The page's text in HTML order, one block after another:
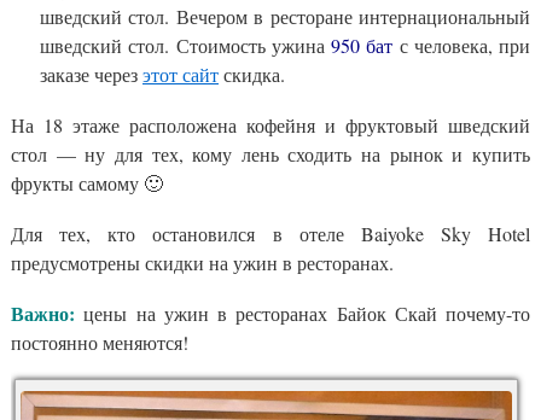
шведский стол. Вечером в ресторане интернациональный
шведский стол. Стоимость ужина 950 бат с человека, при
заказе черезэтот сайтскидка.
На 18 этаже расположена кофейня и фруктовый шведский
стол — ну для тех, кому лень сходить на рынок и купить
фрукты самому 🙂
Для тех, кто остановился в отеле Baiyoke Sky Hotel
предусмотрены скидки на ужин в ресторанах.
Важно: цены на ужин в ресторанах Байок Скай почему-то
постоянно меняются!